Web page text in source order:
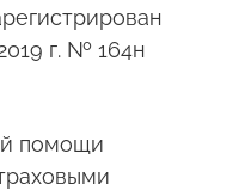
г. № 164н
помощи